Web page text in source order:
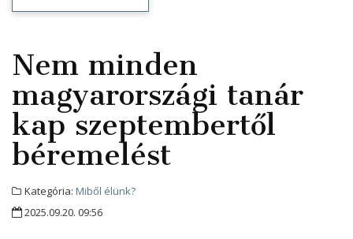
Nem minden
magyarországi tanár
kap szeptembertől
béremelést
Kategória: Miből élünk?
2025.09.20. 09:56